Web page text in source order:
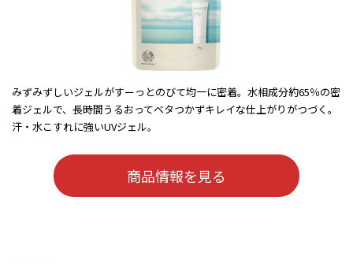
みずみずしいジェルがすーっとのびて均一に密着。水相成分約65％の密
着ジェルで、長時間うるおってベタつかずキレイな仕上がりがつづく。
汗・水こすれに強いUVジェル。
商品情報を見る